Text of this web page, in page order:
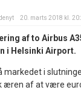
20. marts 2018 kl.
af to Airbus
i Helsinki Airport.
markedet i
æren af at være